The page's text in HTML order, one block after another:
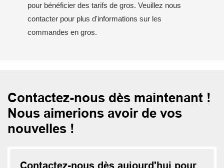
pour bénéficier des tarifs de gros. Veuillez nous
contacter pour plus d'informations sur les
commandes en gros.
Contactez-nous dès maintenant !
Nous aimerions avoir de vos
nouvelles !
Contactez-nous dès aujourd'hui pour